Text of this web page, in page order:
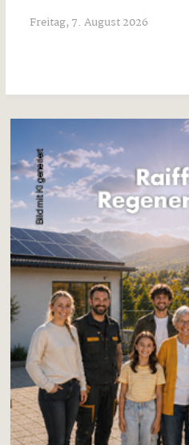
Freitag, 7. August 2026